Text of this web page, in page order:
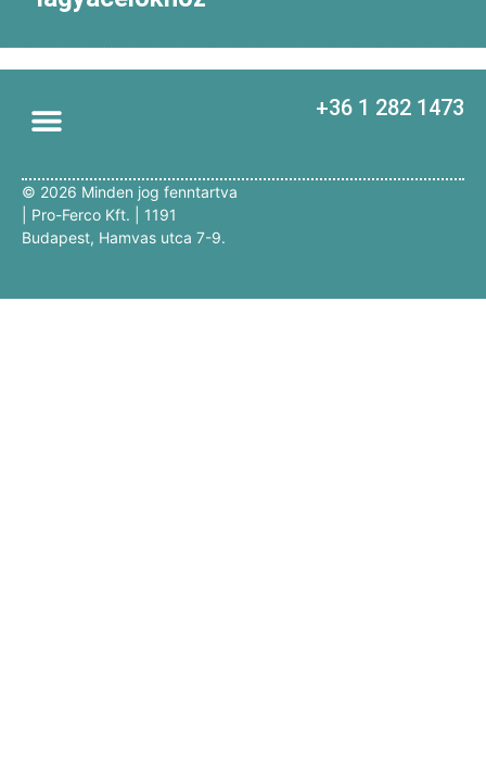
+36 1 282 1473
© 2026 Minden jog fenntartva
| Pro-Ferco Kft. | 1191
Budapest, Hamvas utca 7-9.